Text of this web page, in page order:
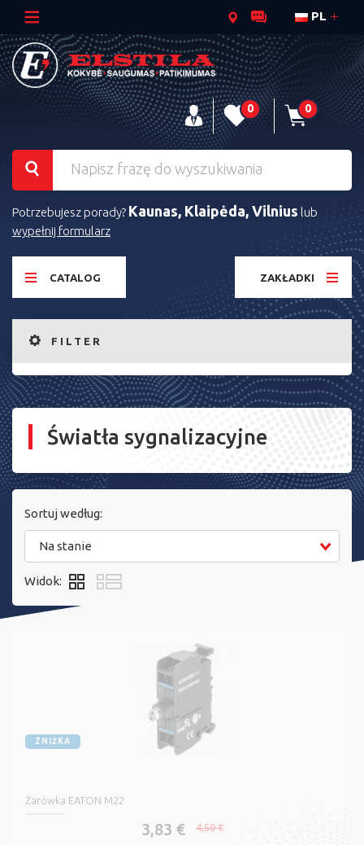
PL
0 0
Potrzebujesz porady? Kaunas, Klaipėda, Vilnius lub
wypełnij formularz
CATALOG ZAKŁADKI
FILTER
Światła sygnalizacyjne
Sortuj według:
Na stanie
Widok:
ZNIŻKA
Żarówka EATON M22
3,83 € 4,50 €